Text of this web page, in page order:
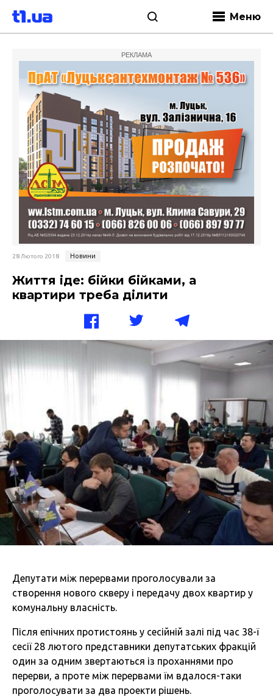
Меню
РЕКЛАМА
28 Лютого 2018 Новини
Життя іде: бійки бійками, а
квартири треба ділити
Депутати між перервами проголосували за
створення нового скверу і передачу двох квартир у
комунальну власність.
Після епічних протистоянь у сесійній залі під час 38-ї
сесії 28 лютого представники депутатських фракцій
один за одним звертаються із проханнями про
перерви, а проте між перервами їм вдалося-таки
проголосувати за два проекти рішень.